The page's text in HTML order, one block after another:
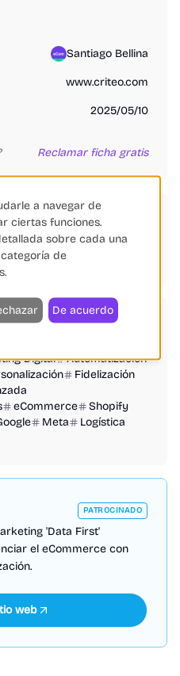
Santiago Bellina
www.criteo.com
2025/05/10
Reclamar ficha gratis
Gestión de Feeds
Digital
Automatización
Fidelización
eCommerce
Shopify
Meta
Logística
PATROCINADO
'Data First'
el eCommerce con
web
a navegar de
ciertas funciones.
sobre cada una
de
De acuerdo